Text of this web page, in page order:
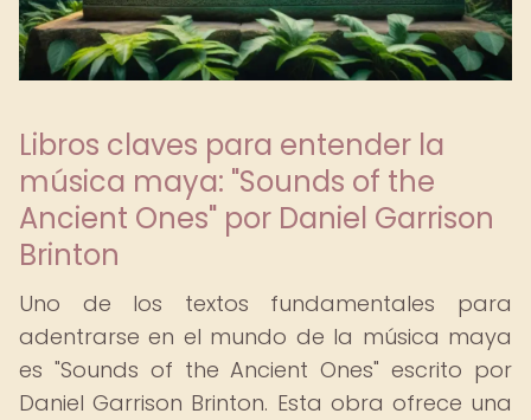
Libros claves para entender la
música maya: "Sounds of the
Ancient Ones" por Daniel Garrison
Brinton
Uno de los textos fundamentales para
adentrarse en el mundo de la música maya
es "Sounds of the Ancient Ones" escrito por
Daniel Garrison Brinton. Esta obra ofrece una